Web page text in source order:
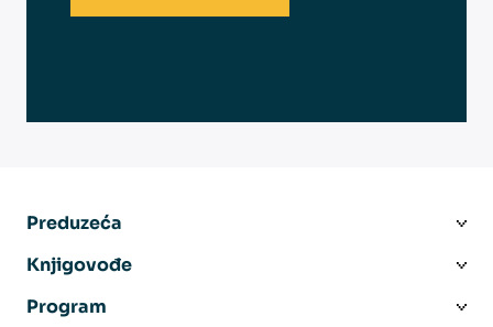
Preduzeća
Knjigovođe
Program